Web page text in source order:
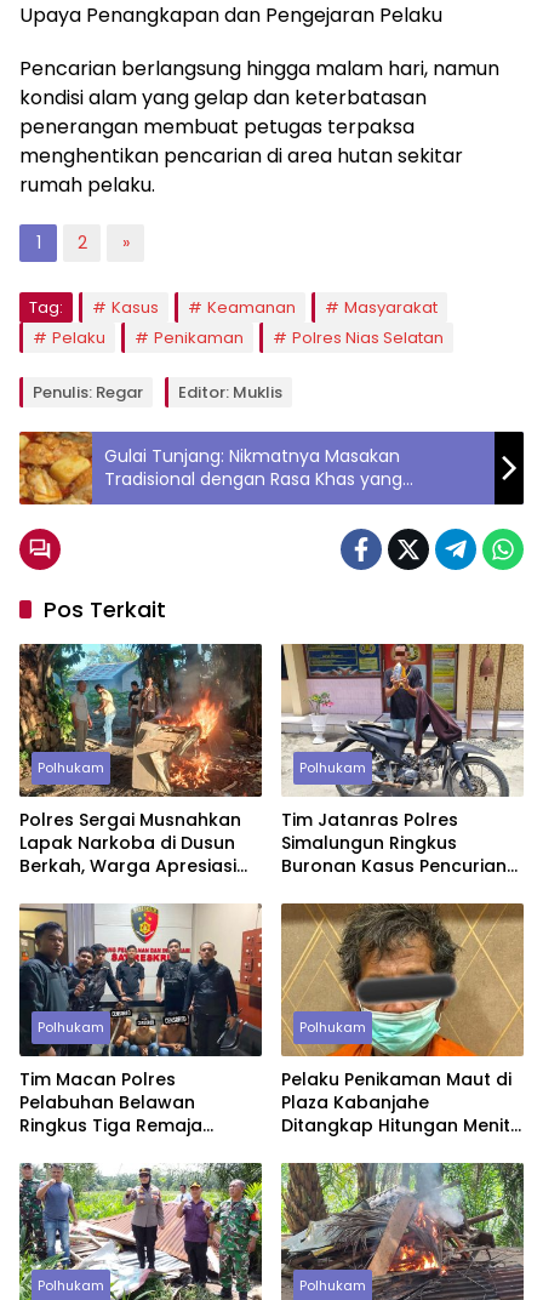
Upaya Penangkapan dan Pengejaran Pelaku
Pencarian berlangsung hingga malam hari, namun
kondisi alam yang gelap dan keterbatasan
penerangan membuat petugas terpaksa
menghentikan pencarian di area hutan sekitar
rumah pelaku.
1 2 »
Tag: Kasus Keamanan
Masyarakat
Pelaku
Penikaman Polres Nias Selatan
Penulis: Regar Editor: Muklis
Gulai Tunjang: Nikmatnya Masakan
Tradisional dengan Rasa Khas yang
Menggoda
Pos Terkait
Polhukam
Polres Sergai Musnahkan
Lapak Narkoba di Dusun
Berkah, Warga Apresiasi
Polhukam
Tim Jatanras Polres
Simalungun Ringkus
Buronan Kasus Pencurian
Polhukam
Tim Macan Polres
Pelabuhan Belawan
Ringkus Tiga Remaja
Motor di Marelan
Polhukam
Pelaku Penikaman Maut di
Plaza Kabanjahe
Ditangkap Hitungan Menit,
Polhukam Polhukam